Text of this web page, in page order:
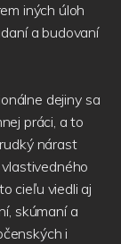
iných úloh
a budovaní
dejiny sa
práci, a to
nárast
cieľu viedli aj
skúmaní a
i